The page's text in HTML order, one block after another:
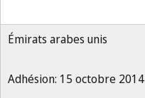
Émirats arabes unis
Adhésion: 15 octobre 2014